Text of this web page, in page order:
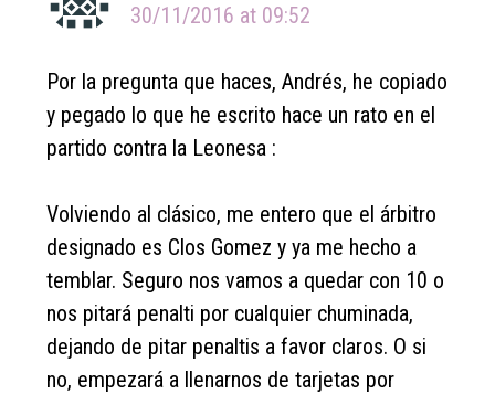
30/11/2016 at 09:52
Por la pregunta que haces, Andrés, he copiado
y pegado lo que he escrito hace un rato en el
partido contra la Leonesa :
Volviendo al clásico, me entero que el árbitro
designado es Clos Gomez y ya me hecho a
temblar. Seguro nos vamos a quedar con 10 o
nos pitará penalti por cualquier chuminada,
dejando de pitar penaltis a favor claros. O si
no, empezará a llenarnos de tarjetas por